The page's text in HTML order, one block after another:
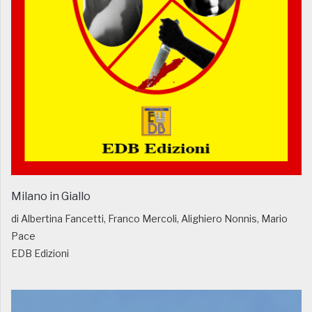
Milano in Giallo
di Albertina Fancetti, Franco Mercoli, Alighiero Nonnis, Mario
Pace
EDB Edizioni